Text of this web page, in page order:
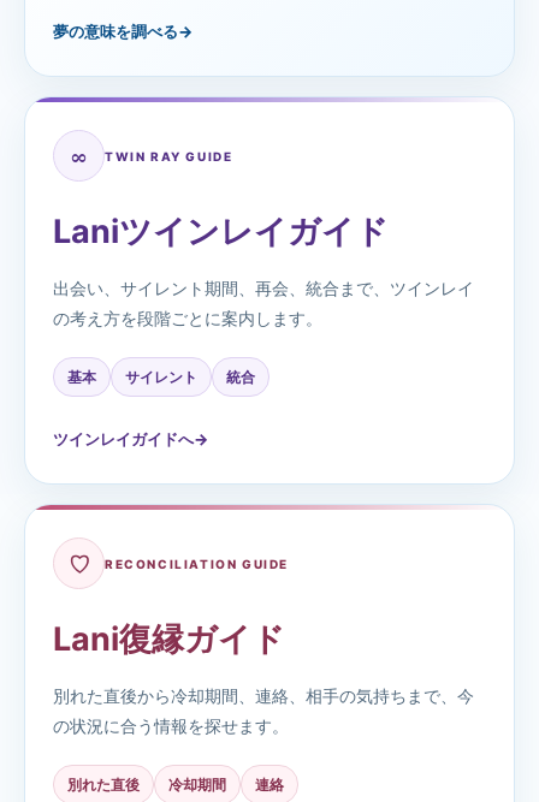
夢の意味を調べる→
∞ TWIN RAY GUIDE
Laniツインレイガイド
出会い、サイレント期間、再会、統合まで、ツインレイ
の考え方を段階ごとに案内します。
基本 サイレント 統合
ツインレイガイドへ→
♡ RECONCILIATION GUIDE
Lani復縁ガイド
別れた直後から冷却期間、連絡、相手の気持ちまで、今
の状況に合う情報を探せます。
別れた直後 冷却期間 連絡